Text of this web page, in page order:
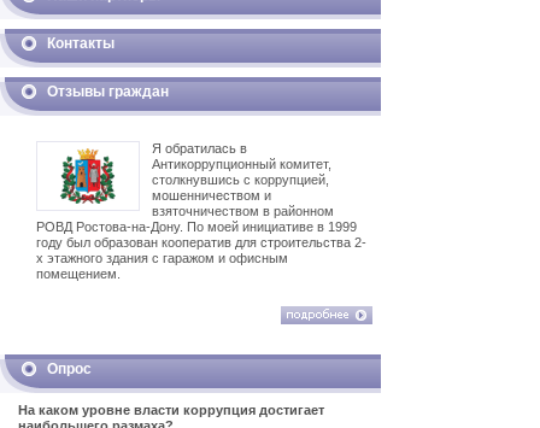
Контакты
Отзывы граждан
Я обратилась в
Антикоррупционный комитет,
столкнувшись с коррупцией,
мошенничеством и
взяточничеством в районном
РОВД Ростова-на-Дону. По моей инициативе в 1999
году был образован кооператив для строительства 2-
х этажного здания с гаражом и офисным
помещением.
Опрос
На каком уровне власти коррупция достигает